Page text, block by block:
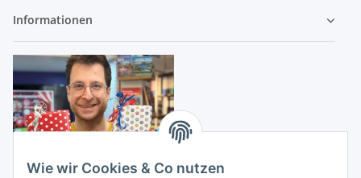
Informationen
Wie wir Cookies & Co nutzen